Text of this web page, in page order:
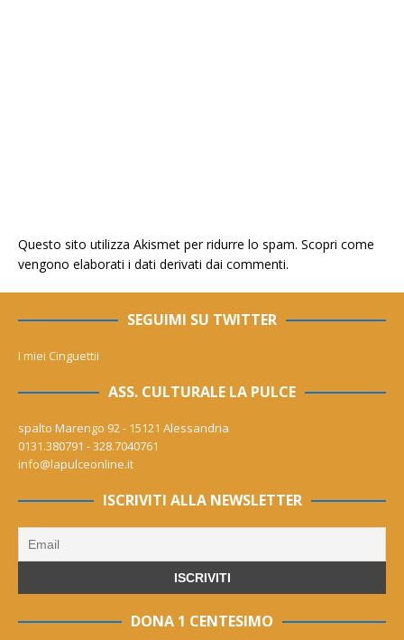
Questo sito utilizza Akismet per ridurre lo spam. Scopri come
vengono elaborati i dati derivati dai commenti.
SEGUIMI SU TWITTER
I miei Cinguettii
ASS. CULTURALE LA PULCE
spalto Marengo 92 - 15121 Alessandria
0131.380791 - 328.7040761
info@lapulceonline.it
ISCRIVITI ALLA NEWSLETTER
DONA 1 CENTESIMO